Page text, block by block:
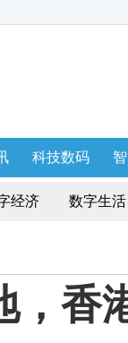
科技数码
经济 数字生活
，香